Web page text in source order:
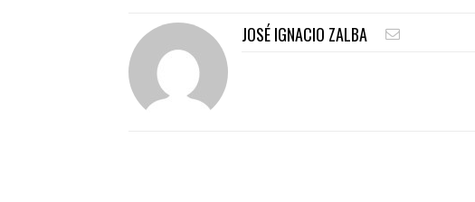
JOSÉ IGNACIO ZALBA